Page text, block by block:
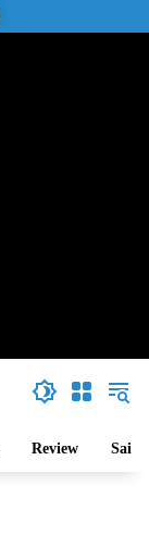
Review Sains